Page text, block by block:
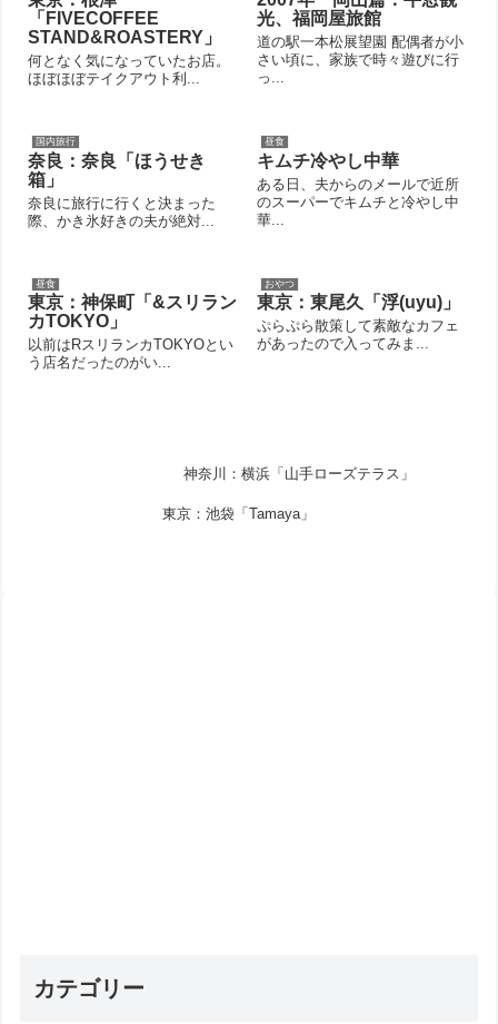
「FIVECOFFEE
STAND&ROASTERY」
何となく気になっていたお店。
ほぼほぼテイクアウト利...
光、福岡屋旅館
道の駅一本松展望園 配偶者が小
さい頃に、家族で時々遊びに行
っ...
国内旅行
奈良：奈良「ほうせき
箱」
奈良に旅行に行くと決まった
際、かき氷好きの夫が絶対...
昼食
キムチ冷やし中華
ある日、夫からのメールで近所
のスーパーでキムチと冷やし中
華...
昼食
東京：神保町「&スリラン
カTOKYO」
以前はRスリランカTOKYOとい
う店名だったのがい...
おやつ
東京：東尾久「浮(uyu)」
ぷらぷら散策して素敵なカフェ
があったので入ってみま...
神奈川：横浜「山手ローズテラス」
東京：池袋「Tamaya」
カテゴリー